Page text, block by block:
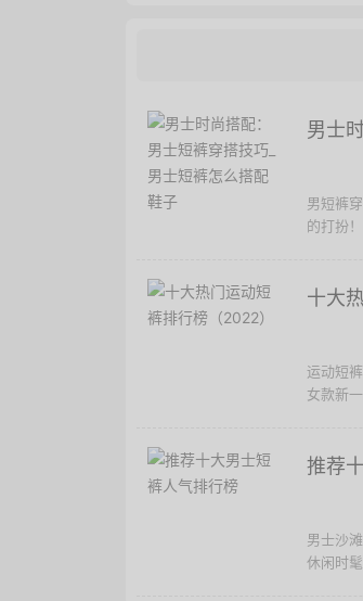
男士
男短裤
的打扮
十大
运动短
女款新
推荐
男士沙
休闲时